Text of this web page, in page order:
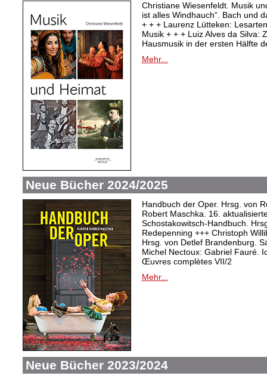
Christiane Wiesenfeldt. Musik
ist alles Windhauch“. Bach und
+ + + Laurenz Lütteken:
Musik + + + Luiz Alves da Silva:
Hausmusik in der ersten Hälfte
Mehr...
Neue Bücher 2024/2025
Handbuch der Oper. Hrsg. von
Robert Maschka. 16.
Schostakowitsch-Handbuch.
Redepenning +++ Christoph
Hrsg. von Detlef Brandenburg.
Michel Nectoux: Gabriel Fauré.
Œuvres complètes VII/2
Mehr...
Neue Bücher 2023/2024